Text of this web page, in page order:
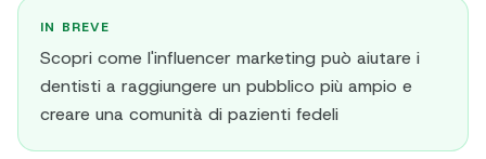
IN BREVE
Scopri come l'influencer marketing può aiutare i
dentisti a raggiungere un pubblico più ampio e
creare una comunità di pazienti fedeli